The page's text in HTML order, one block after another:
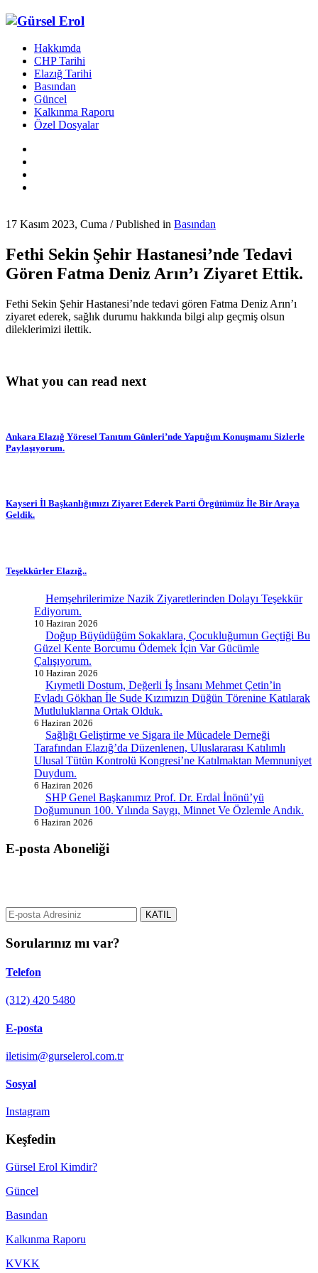
Hakkımda
CHP Tarihi
Elazığ Tarihi
Basından
Güncel
Kalkınma Raporu
Özel Dosyalar
17 Kasım 2023, Cuma /Published in Basından
Fethi Sekin Şehir Hastanesi’nde Tedavi
Gören Fatma Deniz Arın’ı Ziyaret Ettik.
Fethi Sekin Şehir Hastanesi’nde tedavi gören Fatma Deniz Arın’ı
ziyaret ederek, sağlık durumu hakkında bilgi alıp geçmiş olsun
dileklerimizi ilettik.
What you can read next
Ankara Elazığ Yöresel Tanıtım Günleri’nde Yaptığım Konuşmamı Sizlerle
Paylaşıyorum.
Kayseri İl Başkanlığımızı Ziyaret Ederek Parti Örgütümüz İle Bir Araya
Geldik.
Teşekkürler Elazığ..
Hemşehrilerimize Nazik Ziyaretlerinden Dolayı Teşekkür
Ediyorum.
10 Haziran 2026
Doğup Büyüdüğüm Sokaklara, Çocukluğumun Geçtiği Bu
Güzel Kente Borcumu Ödemek İçin Var Gücümle
Çalışıyorum.
10 Haziran 2026
Kıymetli Dostum, Değerli İş İnsanı Mehmet Çetin’in
Evladı Gökhan İle Sude Kızımızın Düğün Törenine Katılarak
Mutluluklarına Ortak Olduk.
6 Haziran 2026
Sağlığı Geliştirme ve Sigara ile Mücadele Derneği
Tarafından Elazığ’da Düzenlenen, Uluslararası Katılımlı
Ulusal Tütün Kontrolü Kongresi’ne Katılmaktan Memnuniyet
Duydum.
6 Haziran 2026
SHP Genel Başkanımız Prof. Dr. Erdal İnönü’yü
Doğumunun 100. Yılında Saygı, Minnet Ve Özlemle Andık.
6 Haziran 2026
E-posta Aboneliği
KATIL
Sorularınız mı var?
Telefon
(312) 420 5480
E-posta
iletisim@gurselerol.com.tr
Sosyal
Instagram
Keşfedin
Gürsel Erol Kimdir?
Güncel
Basından
Kalkınma Raporu
KVKK